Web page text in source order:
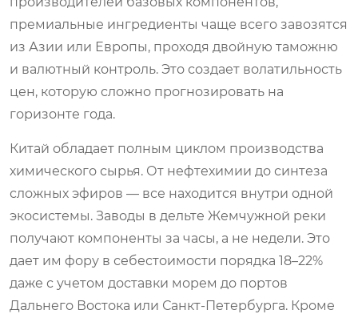
премиальные ингредиенты чаще всего завозятся
из Азии или Европы, проходя двойную таможню
и валютный контроль. Это создает волатильность
цен, которую сложно прогнозировать на
горизонте года.
Китай обладает полным циклом производства
химического сырья. От нефтехимии до синтеза
сложных эфиров — все находится внутри одной
экосистемы. Заводы в дельте Жемчужной реки
получают компоненты за часы, а не недели. Это
дает им фору в себестоимости порядка 18–22%
даже с учетом доставки морем до портов
Дальнего Востока или Санкт-Петербурга. Кроме